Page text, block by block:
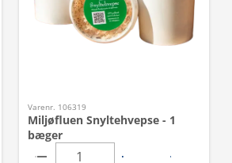
Varenr. 106319
Miljøfluen Snyltehvepse - 1
bæger